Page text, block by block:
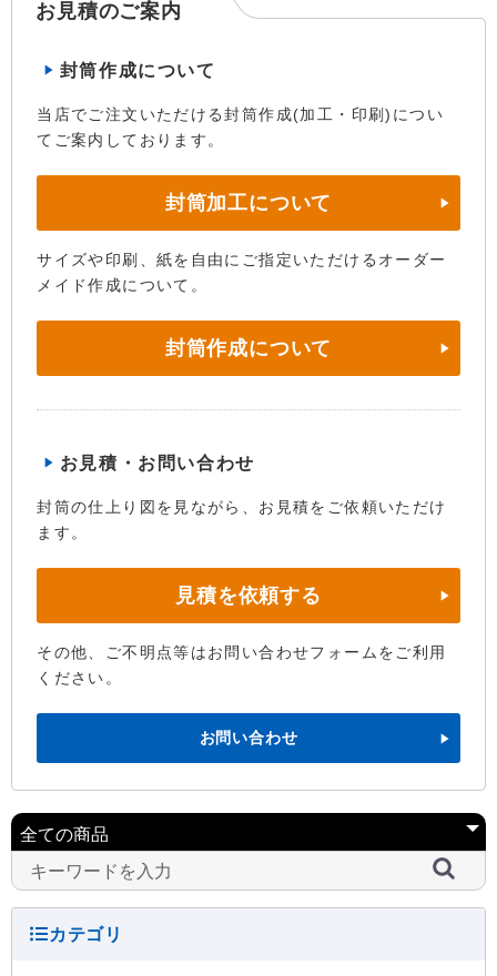
お見積のご案内
封筒作成について
当店でご注文いただける封筒作成(加工・印刷)につい
てご案内しております。
封筒加工について
サイズや印刷、紙を自由にご指定いただけるオーダー
メイド作成について。
封筒作成について
お見積・お問い合わせ
封筒の仕上り図を見ながら、お見積をご依頼いただけ
ます。
見積を依頼する
その他、ご不明点等はお問い合わせフォームをご利用
ください。
お問い合わせ